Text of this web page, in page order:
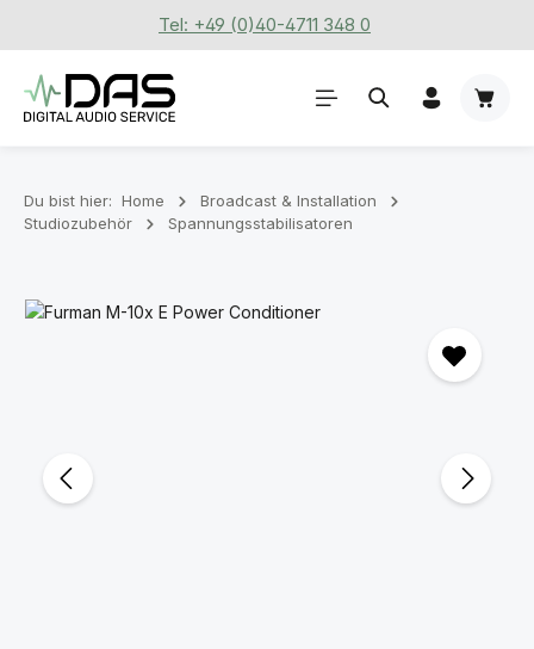
Zum Hauptinhalt springenTel: +49 (0)40-4711 348 0
Du bist hier: Home
Broadcast & Installation
Studiozubehör
Spannungsstabilisatoren
Bildergalerie überspringen